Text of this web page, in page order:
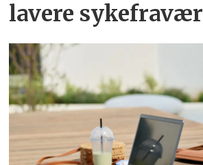
lavere sykefravær